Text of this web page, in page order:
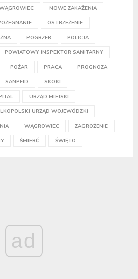
NOWE ZAKAŻENIA
OSTRZEŻENIE
POGRZEB POLICJA
POWIATOWY INSPEKTOR SANITARNY
POŻAR PRACA PROGNOZA
SANPEID SKOKI
URZĄD MIEJSKI
URZĄD WOJEWÓDZKI
WĄGROWIEC ZAGROŻENIE
ŚMIERĆ ŚWIĘTO
ad